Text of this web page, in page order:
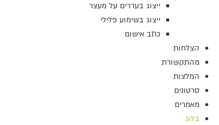
ייצוג בעררים על מעצר
ייצוג בשימוע פלילי
כתב אישום
הצלחות
מהתקשורת
המלצות
סרטונים
מאמרים
בלוג